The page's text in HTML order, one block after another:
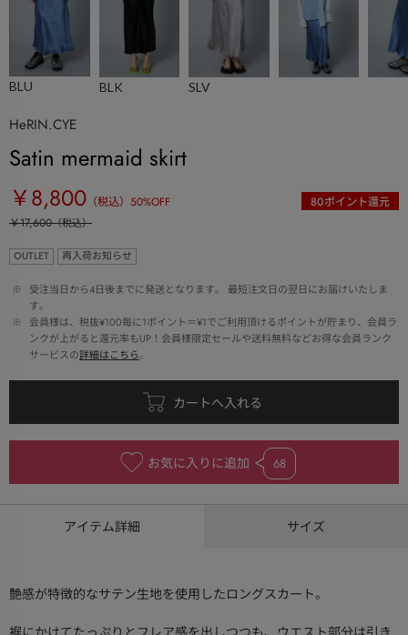
BLU BLK SLV
HeRIN.CYE
Satin mermaid skirt
￥8,800 （税込） 50%OFF 80ポイント還元
￥17,600（税込）
OUTLET 再入荷お知らせ
※
受注当日から4日後までに発送となります。 最短注文日の翌日にお届けいたしま
す。
※
会員様は、税抜¥100毎に1ポイント＝¥1でご利用頂けるポイントが貯まり、会員ラ
ンクが上がると還元率もUP！会員様限定セールや送料無料などお得な会員ランク
サービスの詳細はこちら。
お気に入りに追加 68
アイテム詳細 サイズ
艶感が特徴的なサテン生地を使用したロングスカート。